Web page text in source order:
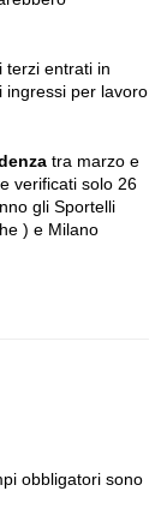
terzi entrati in
ingressi per lavoro
tra marzo e
verificati solo 26
gli Sportelli
) e Milano
obbligatori sono